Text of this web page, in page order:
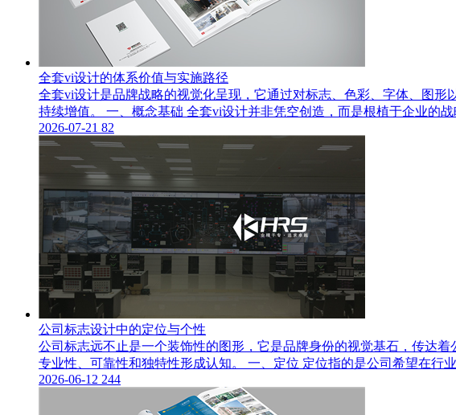
全套vi设计的体系价值与实施路径
全套vi设计是品牌战略的视觉化呈现，它通过对标志、色彩、字体、图
持续增值。 一、概念基础 全套vi设计并非凭空创造，而是根植于企业
2026-07-21 82
公司标志设计中的定位与个性
公司标志远不止是一个装饰性的图形，它是品牌身份的视觉基石，传达
专业性、可靠性和独特性形成认知。 一、定位 定位指的是公司希望在
2026-06-12 244